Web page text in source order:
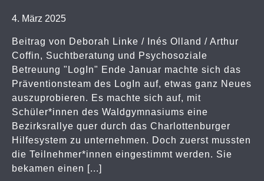
4. März 2025
Beitrag von Deborah Linke / Inés Olland / Arthur
Coffin, Suchtberatung und Psychosoziale
Betreuung "LogIn" Ende Januar machte sich das
Präventionsteam des LogIn auf, etwas ganz Neues
auszuprobieren. Es machte sich auf, mit
Schüler*innen des Waldgymnasiums eine
Bezirksrallye quer durch das Charlottenburger
Hilfesystem zu unternehmen. Doch zuerst mussten
die Teilnehmer*innen eingestimmt werden. Sie
bekamen einen [...]